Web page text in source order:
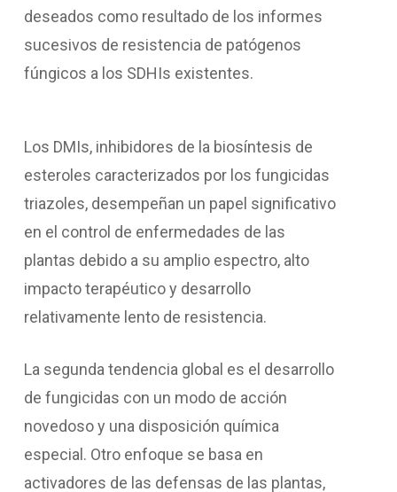
deseados como resultado de los informes
sucesivos de resistencia de patógenos
fúngicos a los SDHIs existentes.
Los DMIs, inhibidores de la biosíntesis de
esteroles caracterizados por los fungicidas
triazoles, desempeñan un papel significativo
en el control de enfermedades de las
plantas debido a su amplio espectro, alto
impacto terapéutico y desarrollo
relativamente lento de resistencia.
La segunda tendencia global es el desarrollo
de fungicidas con un modo de acción
novedoso y una disposición química
especial. Otro enfoque se basa en
activadores de las defensas de las plantas,